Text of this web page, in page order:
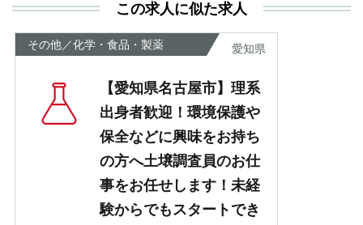
が
この求人に似た求人
その他／化学・食品・製薬 愛知県
【愛知県名古屋市】理系
出身者歓迎！環境保護や
保全などに興味をお持ち
の方へ土壌調査員のお仕
事をお任せします！未経
験からでもスタートでき